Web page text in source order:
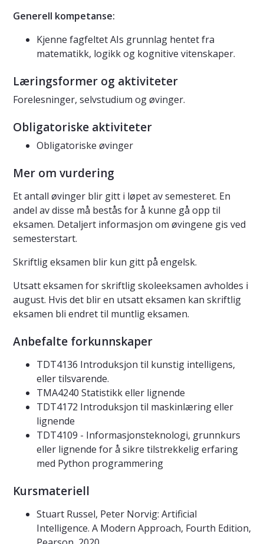
Generell kompetanse:
Kjenne fagfeltet AIs grunnlag hentet fra
matematikk, logikk og kognitive vitenskaper.
Læringsformer og aktiviteter
Forelesninger, selvstudium og øvinger.
Obligatoriske aktiviteter
Obligatoriske øvinger
Mer om vurdering
Et antall øvinger blir gitt i løpet av semesteret. En
andel av disse må bestås for å kunne gå opp til
eksamen. Detaljert informasjon om øvingene gis ved
semesterstart.
Skriftlig eksamen blir kun gitt på engelsk.
Utsatt eksamen for skriftlig skoleeksamen avholdes i
august. Hvis det blir en utsatt eksamen kan skriftlig
eksamen bli endret til muntlig eksamen.
Anbefalte forkunnskaper
TDT4136 Introduksjon til kunstig intelligens,
eller tilsvarende.
TMA4240 Statistikk eller lignende
TDT4172 Introduksjon til maskinlæring eller
lignende
TDT4109 - Informasjonsteknologi, grunnkurs
eller lignende for å sikre tilstrekkelig erfaring
med Python programmering
Kursmateriell
Stuart Russel, Peter Norvig: Artificial
Intelligence. A Modern Approach, Fourth Edition,